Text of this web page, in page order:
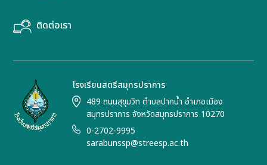
ติดต่อเรา
โรงเรียนสตรีสมุทรปราการ
489 ถนนสุขุมวิท ตำบลปากน้ำ อำเภอเมือง
สมุทรปราการ จังหวัดสมุทรปราการ 10270
0-2702-9995
sarabunssp@streesp.ac.th